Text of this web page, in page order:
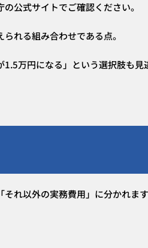
公式サイトでご確認ください。
れる組み合わせである点。
万円になる」という選択肢も見
れ以外の実務費用」に分かれます